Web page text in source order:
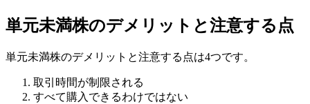
単元未満株のデメリットと注意する点
単元未満株のデメリットと注意する点は4つです。
取引時間が制限される
すべて購入できるわけではない